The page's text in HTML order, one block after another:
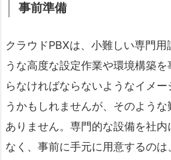
事前準備
クラウドPBXは、小難しい専門
うな高度な設定作業や環境構築
らなければならないようなイメー
うかもしれませんが、そのよう
ありません。専門的な設備を社内
なく、事前に手元に用意するの